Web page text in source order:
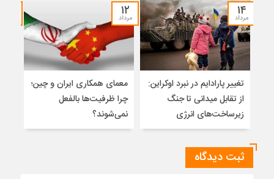
۱۴
مرداد
تغییر پارادایم در نبرد اوکراین:
از تقابل میدانی تا جنگ
زیرساخت‌های انرژی
۱۲
مرداد
معمای همکاری ایران و چین؛
چرا ظرفیت‌ها بالفعل
نمی‌شوند؟
ثبت دیدگاه